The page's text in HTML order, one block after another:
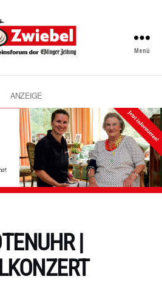
Vereinsforum
Eßlinger
Zeitung
Menü
ANZEIGE
|